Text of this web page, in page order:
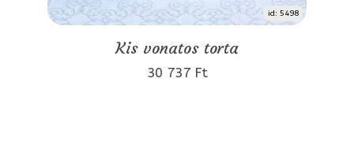
id: 5498
Kis vonatos torta
30 737 Ft